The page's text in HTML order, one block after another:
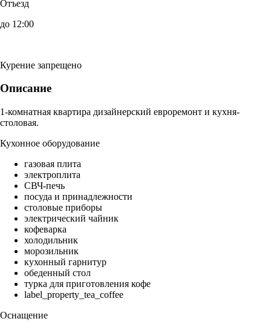
Отъезд
до 12:00
Курение запрещено
Описание
1-комнатная квартира дизайнерский евроремонт и кухня-
столовая.
Кухонное оборудование
газовая плита
электроплита
СВЧ-печь
посуда и принадлежности
столовые приборы
электрический чайник
кофеварка
холодильник
морозильник
кухонный гарнитур
обеденный стол
турка для приготовления кофе
label_property_tea_coffee
Оснащение